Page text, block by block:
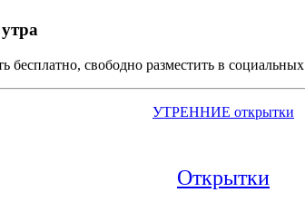
свободно разместить в
УТРЕННИЕ открытки
Открытки